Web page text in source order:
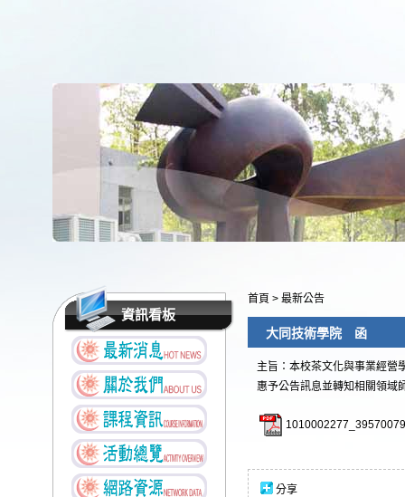
資訊看板
首頁 > 最新公告
大同技術學院 函
主旨：本校茶文化與事業經
惠予公告訊息並轉知相關領域
分享